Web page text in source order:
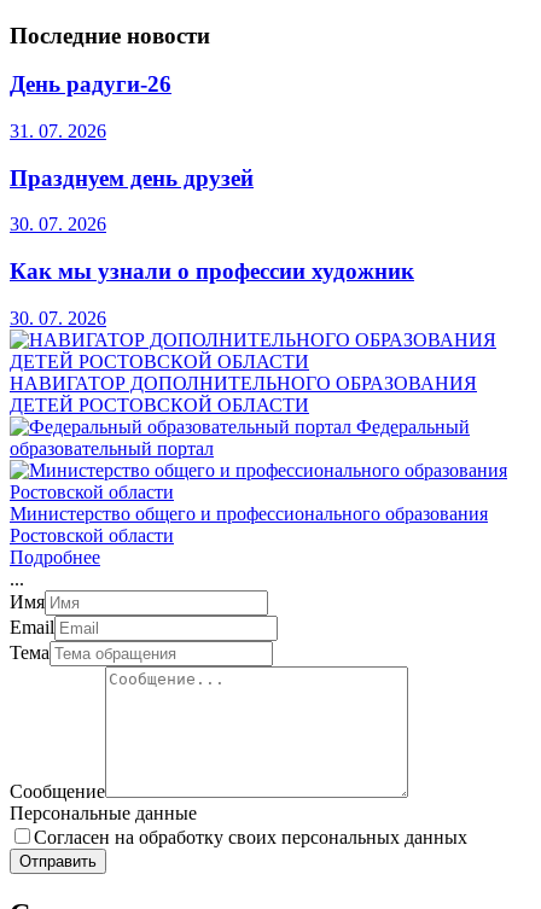
Последние новости
День радуги-26
31. 07. 2026
Празднуем день друзей
30. 07. 2026
Как мы узнали о профессии художник
30. 07. 2026
НАВИГАТОР ДОПОЛНИТЕЛЬНОГО ОБРАЗОВАНИЯ
ДЕТЕЙ РОСТОВСКОЙ ОБЛАСТИ
Федеральный
образовательный портал
Министерство общего и профессионального образования
Ростовской области
Подробнее
...
Имя
Email
Тема
Сообщение
Персональные данные
Согласен на обработку своих персональных данных
Отправить